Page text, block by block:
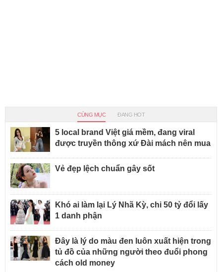
CÙNG MỤC ĐANG HOT
5 local brand Việt giá mềm, đang viral
được truyền thông xứ Đài mách nên mua
Vẻ đẹp lệch chuẩn gây sốt
Khó ai làm lại Lý Nhã Kỳ, chi 50 tỷ đổi lấy
1 danh phận
Đây là lý do màu đen luôn xuất hiện trong
tủ đồ của những người theo đuổi phong
cách old money